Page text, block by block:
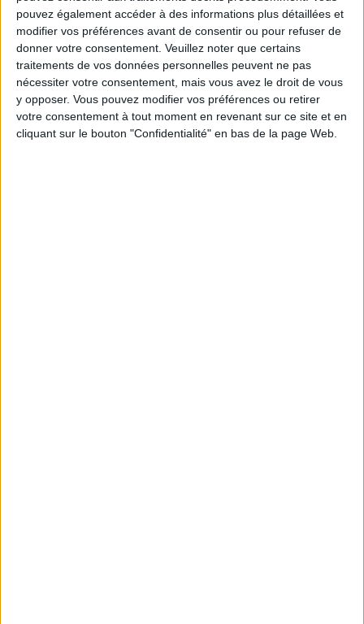
pouvez également accéder à des informations plus détaillées et
modifier vos préférences avant de consentir ou pour refuser de
donner votre consentement. Veuillez noter que certains
traitements de vos données personnelles peuvent ne pas
nécessiter votre consentement, mais vous avez le droit de vous
y opposer. Vous pouvez modifier vos préférences ou retirer
votre consentement à tout moment en revenant sur ce site et en
cliquant sur le bouton "Confidentialité" en bas de la page Web.
Webinaires en direct Voir tout
Chaque semaine, posez vos questions en live
en participant à des vidéo-conférences avec
Jean-Michel et les diététiciennes du
programme.